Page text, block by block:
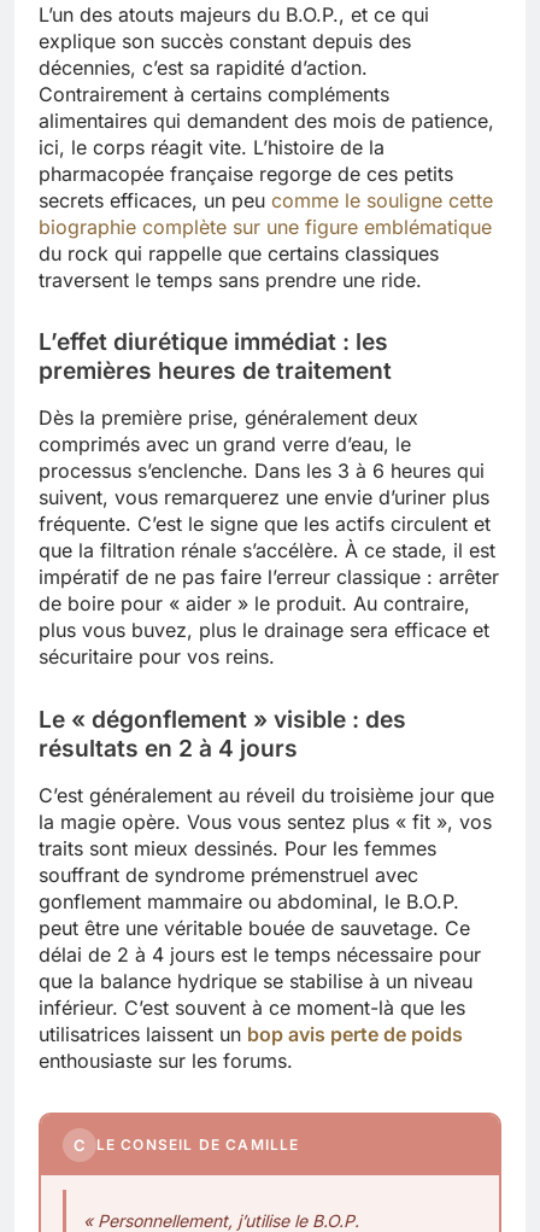
L’un des atouts majeurs du B.O.P., et ce qui
explique son succès constant depuis des
décennies, c’est sa rapidité d’action.
Contrairement à certains compléments
alimentaires qui demandent des mois de patience,
ici, le corps réagit vite. L’histoire de la
pharmacopée française regorge de ces petits
secrets efficaces, un peu comme le souligne cette
biographie complète sur une figure emblématique
du rock qui rappelle que certains classiques
traversent le temps sans prendre une ride.
L’effet diurétique immédiat : les
premières heures de traitement
Dès la première prise, généralement deux
comprimés avec un grand verre d’eau, le
processus s’enclenche. Dans les 3 à 6 heures qui
suivent, vous remarquerez une envie d’uriner plus
fréquente. C’est le signe que les actifs circulent et
que la filtration rénale s’accélère. À ce stade, il est
impératif de ne pas faire l’erreur classique : arrêter
de boire pour « aider » le produit. Au contraire,
plus vous buvez, plus le drainage sera efficace et
sécuritaire pour vos reins.
Le « dégonflement » visible : des
résultats en 2 à 4 jours
C’est généralement au réveil du troisième jour que
la magie opère. Vous vous sentez plus « fit », vos
traits sont mieux dessinés. Pour les femmes
souffrant de syndrome prémenstruel avec
gonflement mammaire ou abdominal, le B.O.P.
peut être une véritable bouée de sauvetage. Ce
délai de 2 à 4 jours est le temps nécessaire pour
que la balance hydrique se stabilise à un niveau
inférieur. C’est souvent à ce moment-là que les
utilisatrices laissent un bop avis perte de poids
enthousiaste sur les forums.
C LE CONSEIL DE CAMILLE
« Personnellement, j’utilise le B.O.P.